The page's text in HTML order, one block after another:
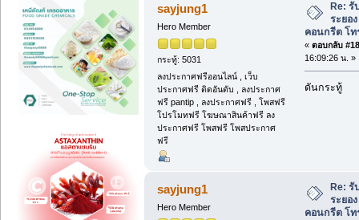
sayjung1
Hero Member
กระทู้: 5031
ลงประกาศฟรีออนไลน์ , เว็บ
ประกาศฟรี ติดอันดับ , ลงประกาศ
ฟรี pantip , ลงประกาศฟรี , โพสฟรี
โปรโมทฟรี โฆษณาสินค้าฟรี ลง
ประกาศฟรี โพสฟรี โพสประกาศ
ฟรี
Re:
ระยอ
คอนกรีต โท
« ตอบกลับ
16:09:26 น. »
ดันกระทู้
sayjung1
Hero Member
Re:
ระยอ
คอนกรีต โท